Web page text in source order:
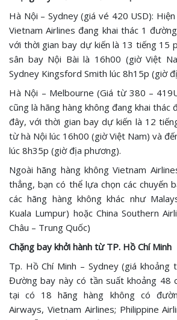
Hà Nội – Sydney (giá vé 420 USD):
Vietnam Airlines đang khai thác 1
với thời gian bay dự kiến là 13 tiếng 15
sân bay Nội Bài là 16h00 (giờ Việt
Sydney Kingsford Smith lúc 8h15p (giờ
Hà Nội – Melbourne (Giá từ 380 –
cũng là hãng hàng không đang khai thác
đây, với thời gian bay dự kiến là 12
từ hà Nội lúc 16h00 (giờ Việt Nam) và
lúc 8h35p (giờ địa phương).
Ngoài hãng hàng không Vietnam
thẳng, bạn có thể lựa chọn các chuyến
các hãng hàng không khác như
Kuala Lumpur) hoặc China Southern
Châu – Trung Quốc)
Chặng bay khởi hành từ TP. Hồ Chí Minh
Tp. Hồ Chí Minh – Sydney (giá khoảng
Đường bay này có tần suất khoảng 48
tại có 18 hãng hàng không có
Airways, Vietnam Airlines; Philippine